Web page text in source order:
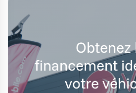
Obtenez
financement
votre